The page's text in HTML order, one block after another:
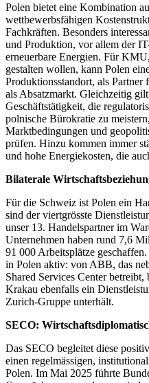
Polen bietet eine Kombination
wettbewerbsfähigen
Fachkräften. Besonders
und Produktion, vor allem der
erneuerbare Energien. Für
gestalten wollen, kann Polen
Produktionsstandort, als Partner
als Absatzmarkt. Gleichzeitig
Geschäftstätigkeit, die
polnische Bürokratie zu
Marktbedingungen und
prüfen. Hinzu kommen immer
und hohe Energiekosten, die
Bilaterale
Für die Schweiz ist Polen ein
sind der viertgrösste
unser 13. Handelspartner im
Unternehmen haben rund 7,6
91 000 Arbeitsplätze
in Polen aktiv: von ABB, das
Shared Services Center
Krakau ebenfalls ein
Zurich-Gruppe unterhält.
SECO:
Das SECO begleitet diese
einen regelmässigen,
Polen. Im Mai 2025 führte